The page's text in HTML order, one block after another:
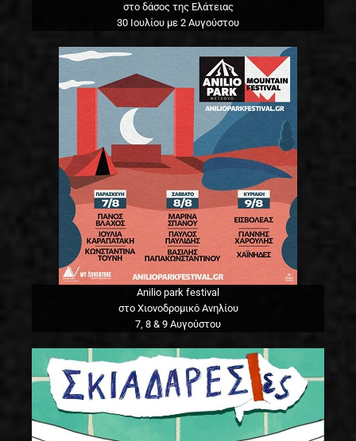
στο δάσος της Ελάτειας
30 Ιουλίου με 2 Αυγούστου
Anilio park festival
στο Χιονοδρομικό Ανηλίου
7, 8 & 9 Αυγούστου